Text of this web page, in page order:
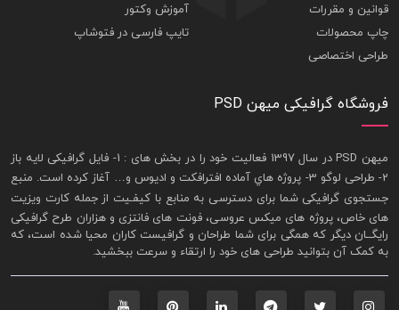
قوانین و مقررات
چاپ محصولات
طراحی اختصاصی
آموزش وکتور
تایپ فارسی در فتوشاپ
فروشگاه گرافیکی میهن PSD
ميهن PSD در سال 1397 فعاليت خود را در بخش های : 1-
فايل گرافيکی لايه باز
2- طراحی لوگو 3- پروژه هاي آماده افترافکت و اديوس و… آغاز کرده است. منبع
جستجوی گرافيکی شما برای دسترسی به منابع با کيفـيت از جملهکارت ويزيت
های خاص، پروژه های ميکس عروسی، فونت های فانتزی و هزاران طرح گرافیکی
رايگــان ديگر که همگی برای شما طراحان و گرافيست کاران محيا شده است، که
به کمک آن بتوانيد طراحی های خود را ارتقاء و سرعت ببخشيد.